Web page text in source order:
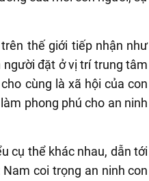
thế giới tiếp nhận như
đặt ở vị trí trung tâm
cùng là xã hội của con
phong phú cho an ninh
cụ thể khác nhau, dẫn tới
coi trọng an ninh con